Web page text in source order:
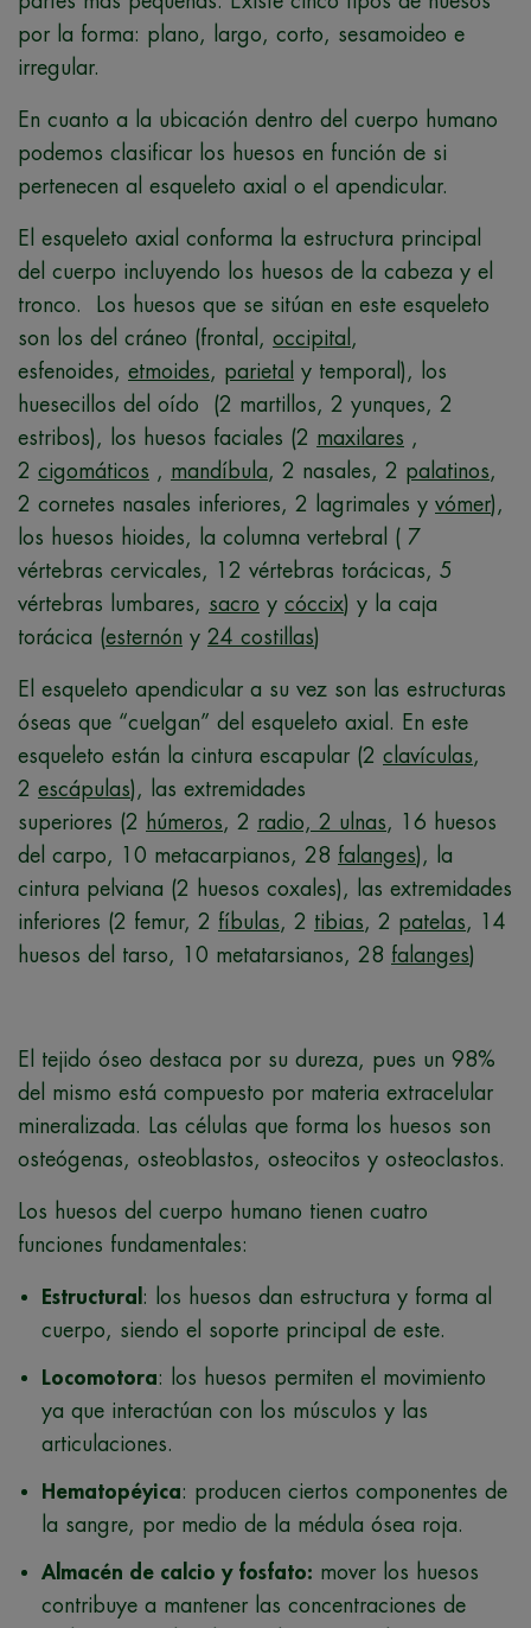
por la forma: plano, largo, corto, sesamoideo e
irregular.
En cuanto a la ubicación dentro del cuerpo humano
podemos clasificar los huesos en función de si
pertenecen al esqueleto axial o el apendicular.
El esqueleto axial conforma la estructura principal
del cuerpo incluyendo los huesos de la cabeza y el
tronco. Los huesos que se sitúan en este esqueleto
son los del cráneo (frontal, occipital ,
esfenoides, etmoides, parietal
y temporal), los
huesecillos del oído (2 martillos, 2 yunques, 2
estribos), los huesos faciales (2 maxilares ,
2 cigomáticos , mandíbula, 2 nasales, 2 palatinos,
2 cornetes nasales inferiores, 2 lagrimales y vómer),
los huesos hioides, la columna vertebral ( 7
vértebras cervicales, 12 vértebras torácicas, 5
vértebras lumbares, sacro y cóccix) y la caja
torácica (esternón y 24 costillas)
El esqueleto apendicular a su vez son las estructuras
óseas que “cuelgan” del esqueleto axial. En este
esqueleto están la cintura escapular (2 clavículas,
2 escápulas), las extremidades
superiores (2
húmeros, 2 radio, 2 ulnas, 16 huesos
del carpo, 10 metacarpianos, 28 falanges), la
cintura pelviana (2 huesos coxales), las extremidades
inferiores (2 femur, 2 fíbulas, 2 tibias, 2 patelas, 14
huesos del tarso, 10 metatarsianos, 28 falanges)
El tejido óseo destaca por su dureza, pues un 98%
del mismo está compuesto por materia extracelular
mineralizada. Las células que forma los huesos son
osteógenas, osteoblastos, osteocitos y osteoclastos.
Los huesos del cuerpo humano tienen cuatro
funciones fundamentales:
Estructural : los huesos dan estructura y forma al
cuerpo, siendo el soporte principal de este.
Locomotora: los huesos permiten el movimiento
ya que interactúan con los músculos y las
articulaciones.
Hematopéyica: producen ciertos componentes de
la sangre, por medio de la médula ósea roja.
Almacén de calcio y fosfato: mover los huesos
contribuye a mantener las concentraciones de